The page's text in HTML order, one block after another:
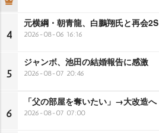
4
元横綱・朝青龍、白鵬翔氏と再会2S
2026-08-06 16:16
5
ジャンボ、池田の結婚報告に感激
2026-08-07 20:46
6
「父の部屋を奪いたい」→大改造へ
2026-08-07 07:00